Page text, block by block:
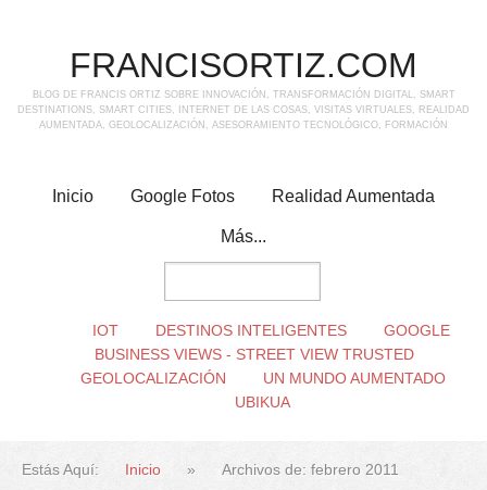
FRANCISORTIZ.COM
BLOG DE FRANCIS ORTIZ SOBRE INNOVACIÓN, TRANSFORMACIÓN DIGITAL, SMART
DESTINATIONS, SMART CITIES, INTERNET DE LAS COSAS, VISITAS VIRTUALES, REALIDAD
AUMENTADA, GEOLOCALIZACIÓN, ASESORAMIENTO TECNOLÓGICO, FORMACIÓN
Inicio Google Fotos Realidad Aumentada
Más...
IOT DESTINOS INTELIGENTES
GOOGLE
BUSINESS VIEWS - STREET VIEW TRUSTED
GEOLOCALIZACIÓN
UN MUNDO AUMENTADO
UBIKUA
Estás Aquí: Inicio » Archivos de: febrero 2011